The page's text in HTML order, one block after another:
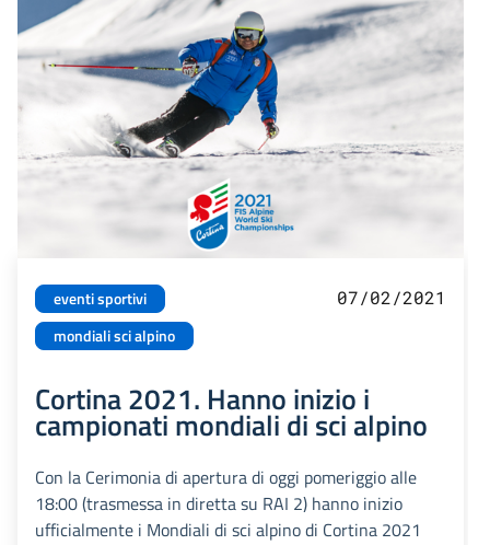
eventi sportivi
mondiali sci alpino
07/02/2021
Cortina 2021. Hanno inizio i
campionati mondiali di sci alpino
Con la Cerimonia di apertura di oggi pomeriggio alle
18:00 (trasmessa in diretta su RAI 2) hanno inizio
ufficialmente i Mondiali di sci alpino di Cortina 2021